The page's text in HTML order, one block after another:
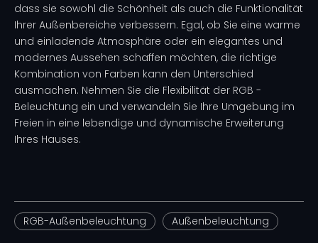
dass sie sowohl die Schönheit als auch die Funktionalität
Ihrer Außenbereiche verbessern. Egal, ob Sie eine warme
und einladende Atmosphäre oder ein elegantes und
modernes Aussehen schaffen möchten, die richtige
Kombination von Farben kann den Unterschied
ausmachen. Nehmen Sie die Flexibilität der RGB -
Beleuchtung ein und verwandeln Sie Ihre Umgebung im
Freien in eine lebendige und dynamische Erweiterung
Ihres Hauses.
RGB-Außenbeleuchtung Außenbeleuchtung